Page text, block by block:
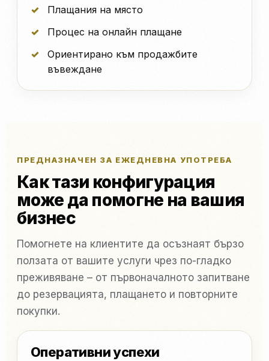
Плащания на място
Процес на онлайн плащане
Ориентирано към продажбите
въвеждане
ПРЕДНАЗНАЧЕН ЗА ЕЖЕДНЕВНА УПОТРЕБА
Как тази конфигурация
може да помогне на вашия
бизнес
Помогнете на клиентите да осъзнаят бързо
ползата от вашите услуги чрез по-гладко
преживяване – от първоначалното запитване
до резервацията, плащането и повторните
покупки.
Оперативни успехи